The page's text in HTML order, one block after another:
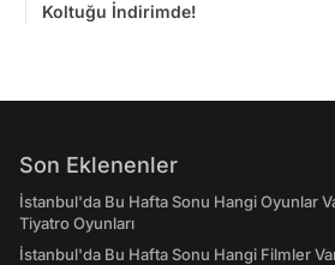
Koltuğu İndirimde!
Son Eklenenler
İstanbul'da Bu Hafta Sonu Hangi Oyunlar
Tiyatro Oyunları
İstanbul'da Bu Hafta Sonu Hangi Filmler